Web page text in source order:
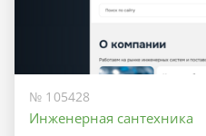
№ 105428
Инженерная сантехника